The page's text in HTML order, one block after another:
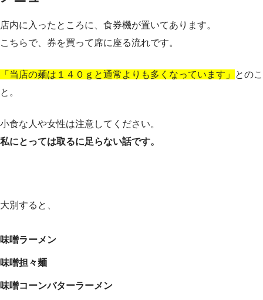
店内に入ったところに、食券機が置いてあります。
こちらで、券を買って席に座る流れです。
「当店の麺は１４０ｇと通常よりも多くなっています」
とのこ
と。
小食な人や女性は注意してください。
私にとっては取るに足らない話です。
大別すると、
味噌ラーメン
味噌担々麺
味噌コーンバターラーメン